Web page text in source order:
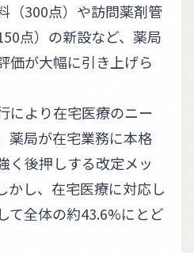
（300点）や訪問薬剤管
点）の新設など、薬局
価が大幅に引き上げら
により在宅医療のニー
薬局が在宅業務に本格
く後押しする改定メッ
かし、在宅医療に対応し
て全体の約43.6%にとど